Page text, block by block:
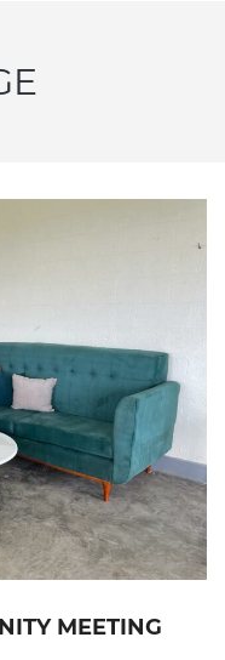
MEETING